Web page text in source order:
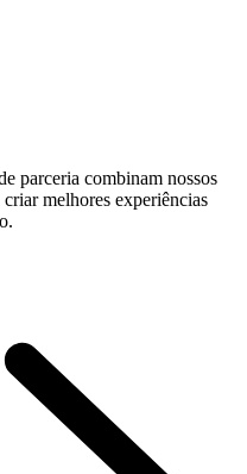
parceria combinam nossos
melhores experiências